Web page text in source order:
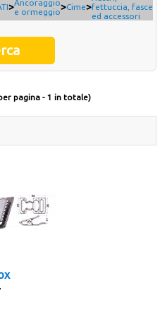
>Ancoraggio
e ormeggio>Cime>fettuccia, fasce
ed accessori
pagina - 1 in totale)